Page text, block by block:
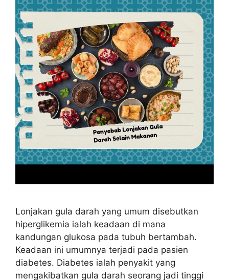
Lonjakan gula darah yang umum disebutkan
hiperglikemia ialah keadaan di mana
kandungan glukosa pada tubuh bertambah.
Keadaan ini umumnya terjadi pada pasien
diabetes. Diabetes ialah penyakit yang
mengakibatkan gula darah seorang jadi tinggi